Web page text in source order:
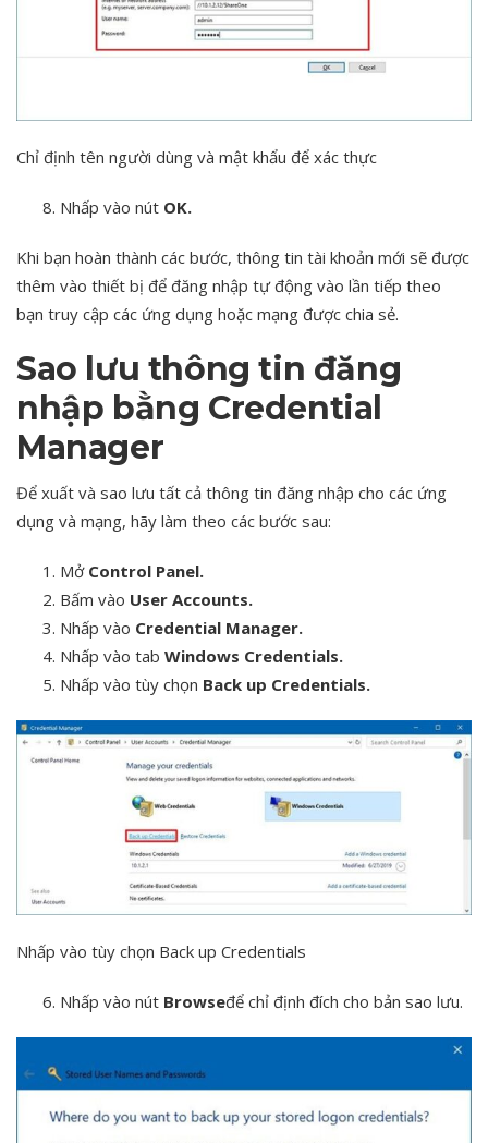
Chỉ định tên người dùng và mật khẩu để xác thực
Nhấp vào nút OK.
Khi bạn hoàn thành các bước, thông tin tài khoản mới sẽ được
thêm vào thiết bị để đăng nhập tự động vào lần tiếp theo
bạn truy cập các ứng dụng hoặc mạng được chia sẻ.
Sao lưu thông tin đăng
nhập bằng Credential
Manager
Để xuất và sao lưu tất cả thông tin đăng nhập cho các ứng
dụng và mạng, hãy làm theo các bước sau:
Mở Control Panel.
Bấm vào User Accounts.
Nhấp vào Credential Manager.
Nhấp vào tab Windows Credentials.
Nhấp vào tùy chọn Back up Credentials.
Nhấp vào tùy chọn Back up Credentials
Nhấp vào nút Browseđể chỉ định đích cho bản sao lưu.